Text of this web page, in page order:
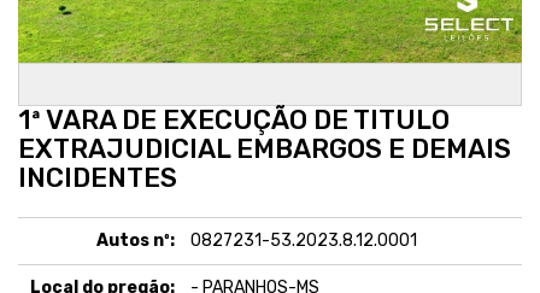
1ª VARA DE EXECUÇÃO DE TITULO
EXTRAJUDICIAL EMBARGOS E DEMAIS
INCIDENTES
Autos nº: 0827231-53.2023.8.12.0001
Local do pregão: - PARANHOS-MS